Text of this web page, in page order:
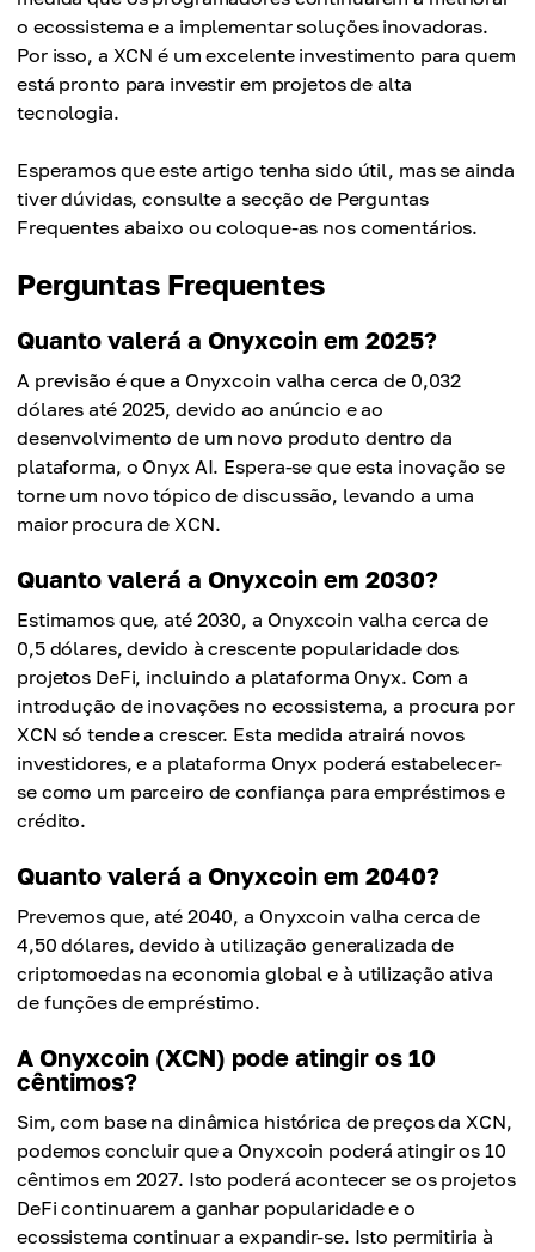
Preço Médio
US$ 8.100
US$ 10.200
Preço Médio
US$ 8.700
o ecossistema e a implementar soluções inovadoras.
Por isso, a XCN é um excelente investimento para quem
está pronto para investir em projetos de alta
tecnologia.
Esperamos que este artigo tenha sido útil, mas se ainda
tiver dúvidas, consulte a secção de Perguntas
Frequentes abaixo ou coloque-as nos comentários.
Perguntas Frequentes
Quanto valerá a Onyxcoin em 2025?
A previsão é que a Onyxcoin valha cerca de 0,032
dólares até 2025, devido ao anúncio e ao
desenvolvimento de um novo produto dentro da
plataforma, o Onyx AI. Espera-se que esta inovação se
torne um novo tópico de discussão, levando a uma
maior procura de XCN.
Quanto valerá a Onyxcoin em 2030?
Estimamos que, até 2030, a Onyxcoin valha cerca de
0,5 dólares, devido à crescente popularidade dos
projetos DeFi, incluindo a plataforma Onyx. Com a
introdução de inovações no ecossistema, a procura por
XCN só tende a crescer. Esta medida atrairá novos
investidores, e a plataforma Onyx poderá estabelecer-
se como um parceiro de confiança para empréstimos e
crédito.
Quanto valerá a Onyxcoin em 2040?
Prevemos que, até 2040, a Onyxcoin valha cerca de
4,50 dólares, devido à utilização generalizada de
criptomoedas na economia global e à utilização ativa
de funções de empréstimo.
A Onyxcoin (XCN) pode atingir os 10
cêntimos?
Sim, com base na dinâmica histórica de preços da XCN,
podemos concluir que a Onyxcoin poderá atingir os 10
cêntimos em 2027. Isto poderá acontecer se os projetos
DeFi continuarem a ganhar popularidade e o
ecossistema continuar a expandir-se. Isto permitiria à